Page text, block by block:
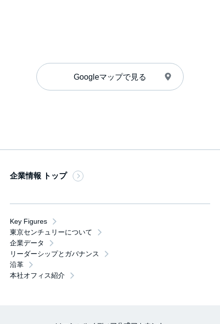
Googleマップで見る
企業情報 トップ
Key Figures
東京センチュリーについて
企業データ
リーダーシップとガバナンス
沿革
本社オフィス紹介